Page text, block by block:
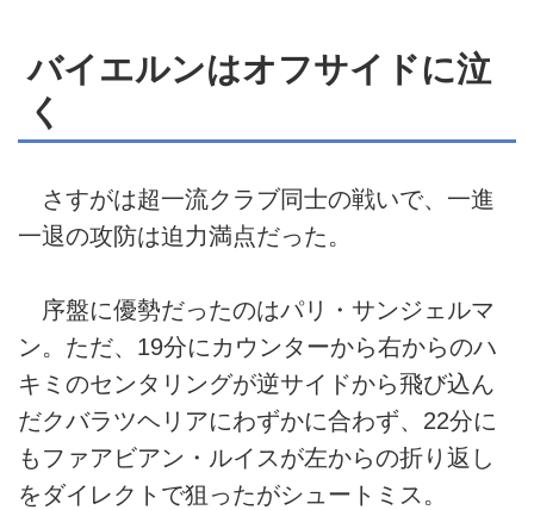
バイエルンはオフサイドに泣
く
さすがは超一流クラブ同士の戦いで、一進
一退の攻防は迫力満点だった。
序盤に優勢だったのはパリ・サンジェルマ
ン。ただ、19分にカウンターから右からのハ
キミのセンタリングが逆サイドから飛び込ん
だクバラツヘリアにわずかに合わず、22分に
もファアビアン・ルイスが左からの折り返し
をダイレクトで狙ったがシュートミス。